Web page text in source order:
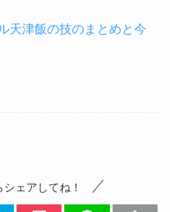
天津飯の技のまとめと今
ェアしてね！